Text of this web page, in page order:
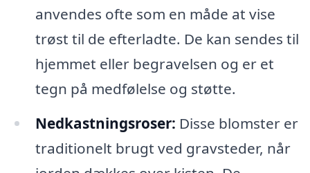
anvendes ofte som en måde at vise
trøst til de efterladte. De kan sendes til
hjemmet eller begravelsen og er et
tegn på medfølelse og støtte.
Nedkastningsroser: Disse blomster er
traditionelt brugt ved gravsteder, når